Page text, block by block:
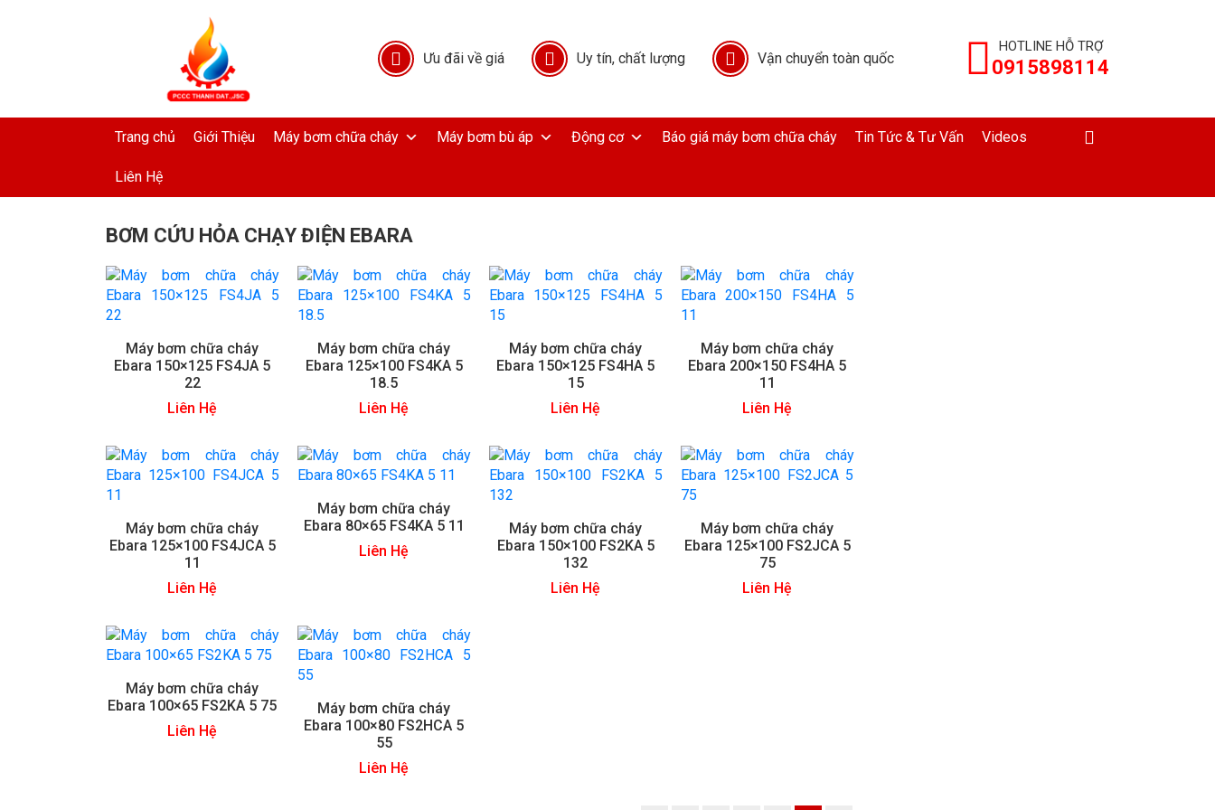
Ưu đãi về giá Uy tín, chất lượng Vận chuyển toàn quốc
HOTLINE HỖ TRỢ
0915898114
Trang chủ Giới Thiệu Máy bơm chữa cháy Máy bơm bù áp Động cơ Báo giá máy bơm chữa cháy Tin Tức & Tư Vấn Videos
Liên Hệ
BƠM CỨU HỎA CHẠY ĐIỆN EBARA
Máy bơm chữa cháy
Ebara 150×125 FS4JA 5
22
Liên Hệ
Máy bơm chữa cháy
Ebara 125×100 FS4KA 5
18.5
Liên Hệ
Máy bơm chữa cháy
Ebara 150×125 FS4HA 5
15
Liên Hệ
Máy bơm chữa cháy
Ebara 200×150 FS4HA 5
11
Liên Hệ
Máy bơm chữa cháy
Ebara 125×100 FS4JCA 5
11
Liên Hệ
Máy bơm chữa cháy
Ebara 80×65 FS4KA 5 11
Liên Hệ
Máy bơm chữa cháy
Ebara 150×100 FS2KA 5
132
Liên Hệ
Máy bơm chữa cháy
Ebara 125×100 FS2JCA 5
75
Liên Hệ
Máy bơm chữa cháy
Ebara 100×65 FS2KA 5 75
Liên Hệ
Máy bơm chữa cháy
Ebara 100×80 FS2HCA 5
55
Liên Hệ